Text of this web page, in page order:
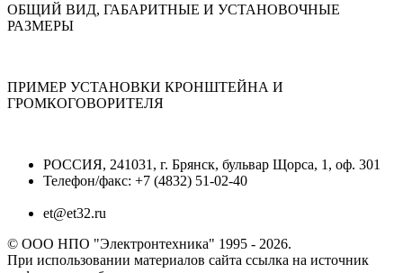
ОБЩИЙ ВИД, ГАБАРИТНЫЕ И УСТАНОВОЧНЫЕ
РАЗМЕРЫ
ПРИМЕР УСТАНОВКИ КРОНШТЕЙНА И
ГРОМКОГОВОРИТЕЛЯ
РОССИЯ, 241031, г. Брянск, бульвар Щорса, 1, оф. 301
Телефон/факс: +7 (4832) 51-02-40
et@et32.ru
© ООО НПО "Электронтехника" 1995 - 2026.
При использовании материалов сайта ссылка на источник